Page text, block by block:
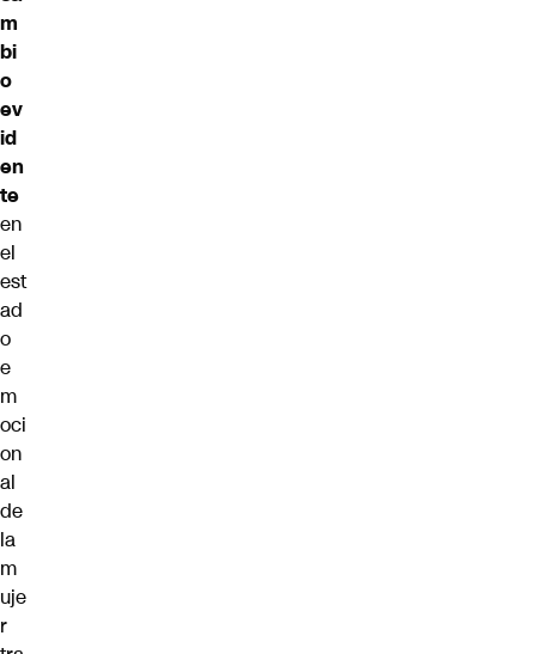
m
bi
o
ev
id
en
te
en
el
est
ad
o
e
m
oci
on
al
de
la
m
uje
r